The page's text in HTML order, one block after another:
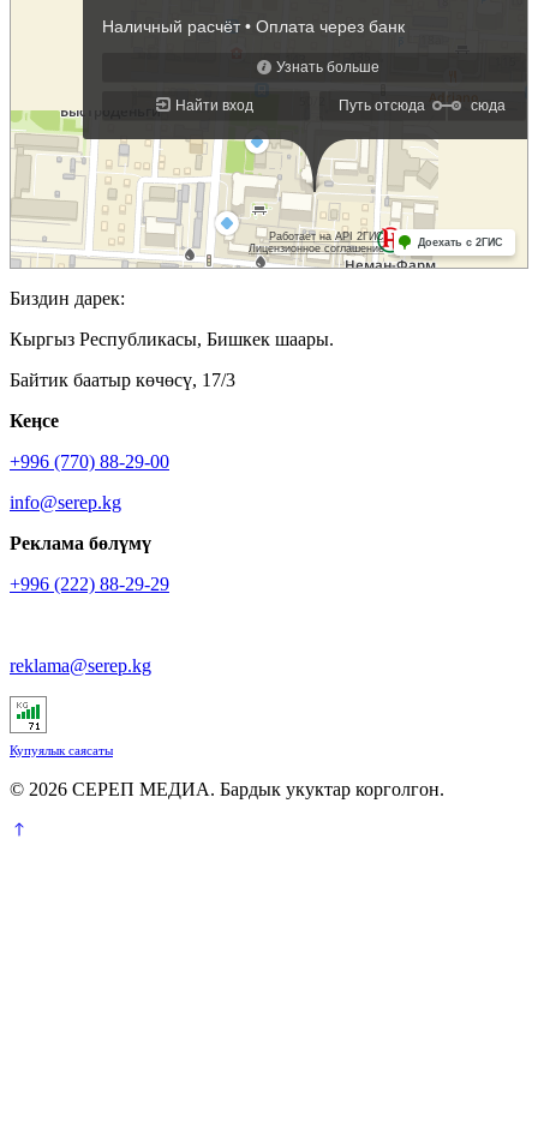
Биздин дарек:
Кыргыз Республикасы, Бишкек шаары.
Байтик баатыр көчөсү, 17/3
Кеӊсе
+996 (770) 88-29-00
info@serep.kg
Реклама бөлүмү
+996 (222) 88-29-29
reklama@serep.kg
Купуялык саясаты
© 2026 СЕРЕП МЕДИА. Бардык укуктар корголгон.